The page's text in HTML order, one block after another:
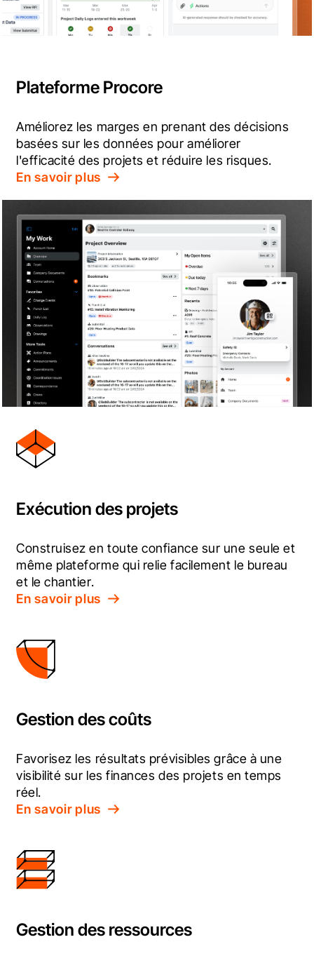
Plateforme Procore
Améliorez les marges en prenant des décisions
basées sur les données pour améliorer
l'efficacité des projets et réduire les risques.
En savoir plus
Exécution des projets
Construisez en toute confiance sur une seule et
même plateforme qui relie facilement le bureau
et le chantier.
En savoir plus
Gestion des coûts
Favorisez les résultats prévisibles grâce à une
visibilité sur les finances des projets en temps
réel.
En savoir plus
Gestion des ressources